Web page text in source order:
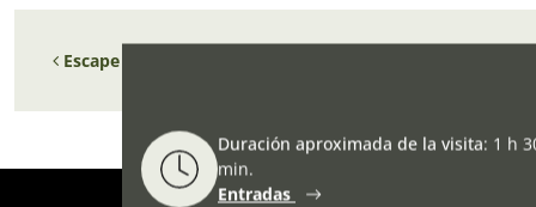
Navegación de entradas
Escape and Evasion: prisoner of war breakouts and the
Duración aproximada de la visita: 1 h
min.
Entradas